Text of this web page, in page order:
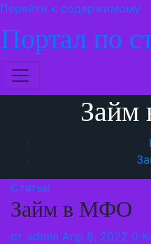
Перейти к содержимому
Портал по
Статьи
Займ в МФО
от admin Апр 8, 2022 0